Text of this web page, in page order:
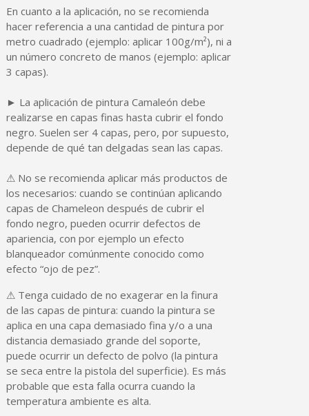
En cuanto a la aplicación, no se recomienda
hacer referencia a una cantidad de pintura por
metro cuadrado (ejemplo: aplicar 100g/m²), ni a
un número concreto de manos (ejemplo: aplicar
3 capas).
► La aplicación de pintura Camaleón debe
realizarse en capas finas hasta cubrir el fondo
negro. Suelen ser 4 capas, pero, por supuesto,
depende de qué tan delgadas sean las capas.
⚠ No se recomienda aplicar más productos de
los necesarios: cuando se continúan aplicando
capas de Chameleon después de cubrir el
fondo negro, pueden ocurrir defectos de
apariencia, con por ejemplo un efecto
blanqueador comúnmente conocido como
efecto “ojo de pez”.
⚠ Tenga cuidado de no exagerar en la finura
de las capas de pintura: cuando la pintura se
aplica en una capa demasiado fina y/o a una
distancia demasiado grande del soporte,
puede ocurrir un defecto de polvo (la pintura
se seca entre la pistola del superficie). Es más
probable que esta falla ocurra cuando la
temperatura ambiente es alta.